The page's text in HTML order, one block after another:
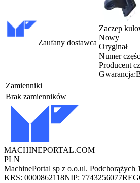
Zaufany dostawca
Zaczep
Nowy
Oryginał
Numer
Producent
Gwarancja:
Zamienniki
Brak zamienników
MACHINEPORTAL.COM
PLN
MachinePortal sp z o.o.ul. Podchorążych
KRS: 0000862118NIP: 7743256077